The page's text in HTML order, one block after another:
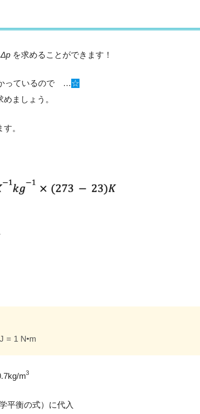
Δp を求めることができます！
っているので …☆
めましょう。
。
1 N•m
m3
学平衡の式）に代入